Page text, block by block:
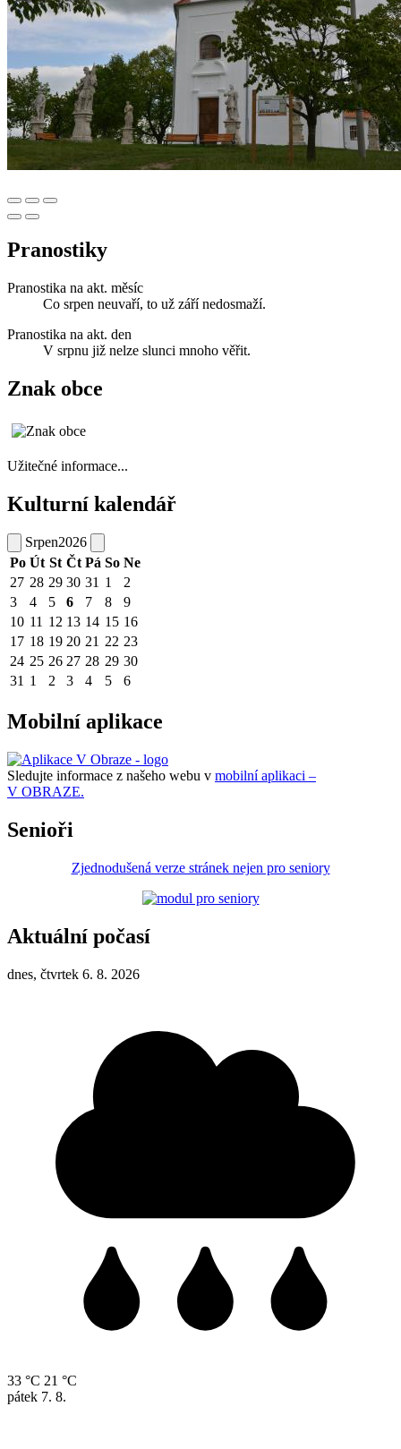
Pranostiky
Pranostika na akt. měsíc
Co srpen neuvaří, to už září nedosmaží.
Pranostika na akt. den
V srpnu již nelze slunci mnoho věřit.
Znak obce
Užitečné informace...
Kulturní kalendář
Srpen2026
Po Út St Čt Pá So Ne
27 28 29 30 31 1
2
3
4 5 6 7 8
9
10 11 12 13 14 15 16
17 18 19 20 21 22 23
24 25 26 27 28 29 30
31 1 2 3 4 5 6
Mobilní aplikace
Sledujte informace z našeho webu v mobilní aplikaci –
V OBRAZE.
Senioři
Zjednodušená verze stránek nejen pro seniory
Aktuální počasí
dnes, čtvrtek 6. 8. 2026
33 °C 21 °C
pátek 7. 8.